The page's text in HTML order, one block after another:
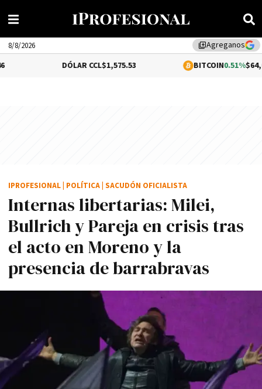
library_addAgreganos
8/8/2026
$1,575.53 0.51%$64,601.81
Internas libertarias: Milei,
Bullrich y Pareja en crisis tras
el acto en Moreno y la
presencia de barrabravas
IPROFESIONAL POLÍTICA SACUDÓN OFICIALISTA